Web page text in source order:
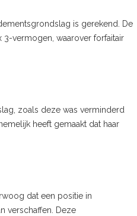
is gerekend. De
vermogen, waarover forfaitair
zoals deze was verminderd
heeft gemaakt dat haar
dat een positie in
verschaffen. Deze